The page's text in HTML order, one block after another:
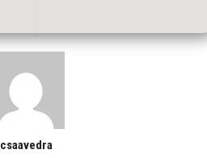
csaavedra